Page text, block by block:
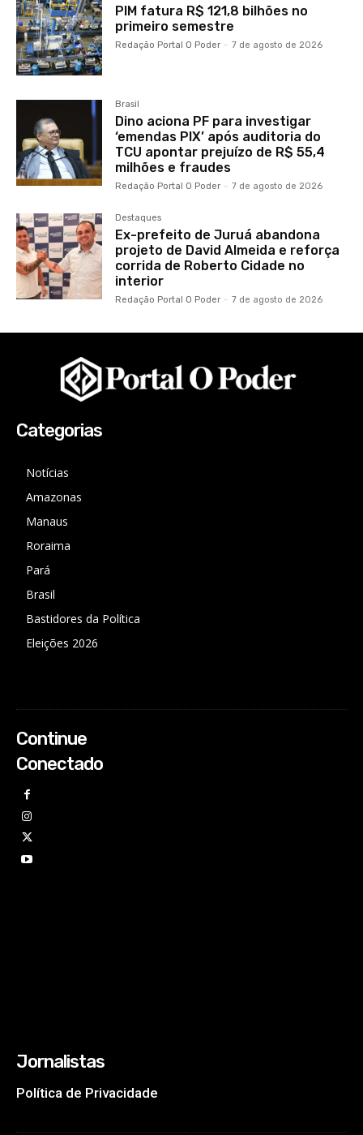
PIM fatura R$ 121,8 bilhões no
primeiro semestre
Redação Portal O Poder - 7 de agosto de 2026
Brasil
Dino aciona PF para investigar
‘emendas PIX’ após auditoria do
TCU apontar prejuízo de R$ 55,4
milhões e fraudes
Redação Portal O Poder - 7 de agosto de 2026
Destaques
Ex-prefeito de Juruá abandona
projeto de David Almeida e reforça
corrida de Roberto Cidade no
interior
Redação Portal O Poder - 7 de agosto de 2026
Categorias
Notícias
Amazonas
Manaus
Roraima
Pará
Brasil
Bastidores da Política
Eleições 2026
Continue
Conectado
Jornalistas
Política de Privacidade